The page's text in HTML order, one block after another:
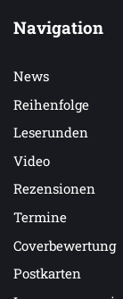
Navigation
News
Reihenfolge
Leserunden
Video
Rezensionen
Termine
Coverbewertung
Postkarten